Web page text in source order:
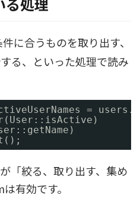
に合うものを取り出す、
る、といった処理で読み
=
「絞る、取り出す、集め
有効です。